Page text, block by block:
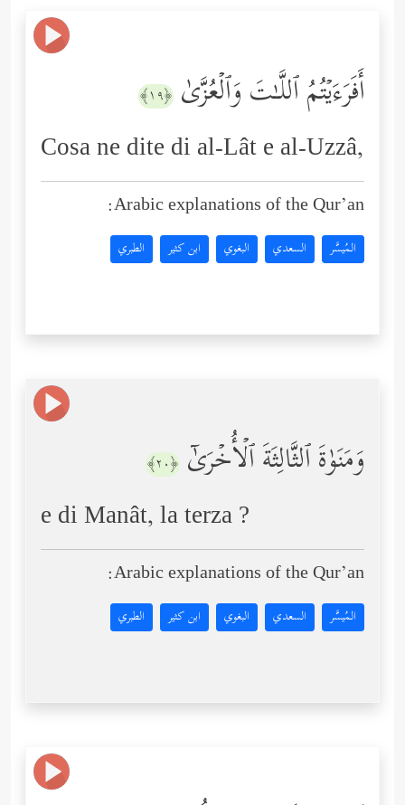
أَفَرَءَیۡتُمُ ٱللَّـٰتَ وَٱلۡعُزَّىٰ ﴿١٩﴾
Cosa ne dite di al-Lât e al-Uzzâ,
Arabic explanations of the Qur’an:
المُيسَّر السعدي البغوي ابن كثير الطبري
وَمَنَوٰةَ ٱلثَّالِثَةَ ٱلۡأُخۡرَىٰۤ ﴿٢٠﴾
e di Manât, la terza ?
Arabic explanations of the Qur’an:
المُيسَّر السعدي البغوي ابن كثير الطبري